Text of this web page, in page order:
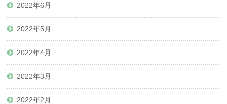
2022年6月
2022年5月
2022年4月
2022年3月
2022年2月